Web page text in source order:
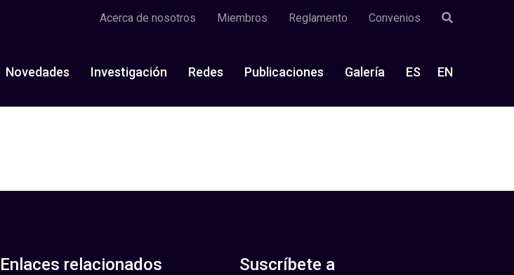
Acerca de nosotros Miembros Reglamento Convenios
Novedades Investigación Redes Publicaciones Galería ES EN
Enlaces relacionados
Suscríbete a